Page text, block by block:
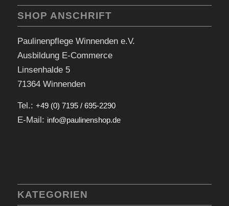
SHOP ANSCHRIFT
Paulinenpflege Winnenden e.V.
Ausbildung E-Commerce
Linsenhalde 5
71364 Winnenden
Tel.: +49 (0) 7195 / 695-2290
E-Mail: info@paulinenshop.de
KATEGORIEN